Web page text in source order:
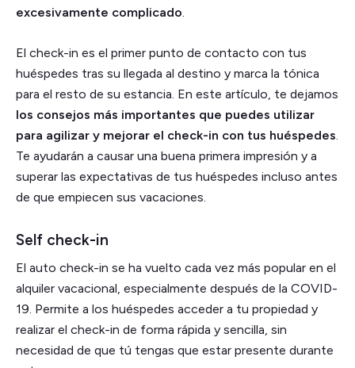
excesivamente complicado
El check-in es el primer punto de contacto con tus
huéspedes tras su llegada al destino y marca la tónica
para el resto de su estancia. En este artículo, te dejamos
los consejos más importantes que puedes utilizar
para agilizar y mejorar el check-in con tus huéspedes
Te ayudarán a causar una buena primera impresión y a
superar las expectativas de tus huéspedes incluso antes
de que empiecen sus vacaciones.
Self check-in
El auto check-in se ha vuelto cada vez más popular en el
alquiler vacacional, especialmente después de la COVID-
19. Permite a los huéspedes acceder a tu propiedad y
realizar el check-in de forma rápida y sencilla, sin
necesidad de que tú tengas que estar presente durante